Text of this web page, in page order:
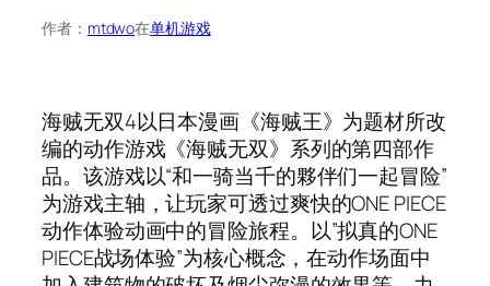
作者： mtdwo在单机游戏
海贼无双4以日本漫画《海贼王》为题材所改
编的动作游戏《海贼无双》系列的第四部作
品。该游戏以“和一骑当千的夥伴们一起冒险”
为游戏主轴，让玩家可透过爽快的ONE PIECE
动作体验动画中的冒险旅程。以”拟真的ONE
PIECE战场体验”为核心概念，在动作场面中